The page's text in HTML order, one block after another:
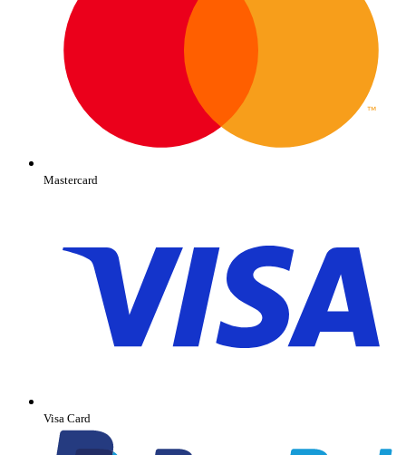
Mastercard
Visa Card